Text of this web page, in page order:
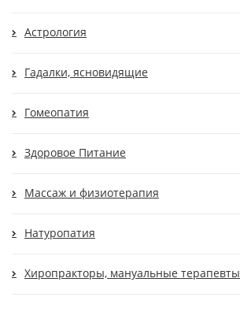
Астрология
Гадалки, ясновидящие
Гомеопатия
Здоровое Питание
Массаж и физиотерапия
Натуропатия
Хиропракторы, мануальные терапевты